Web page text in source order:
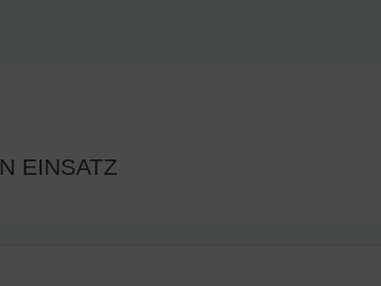
EINSATZ